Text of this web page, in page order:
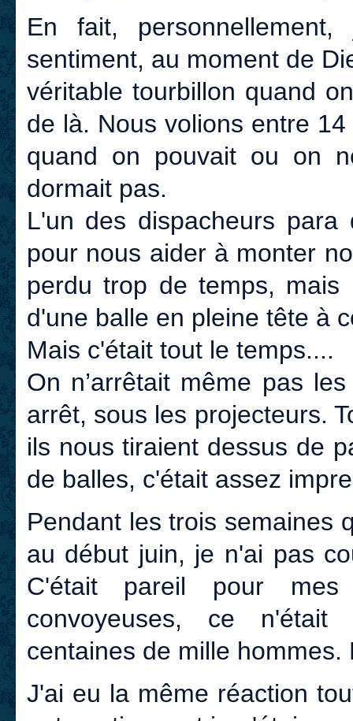
En fait,
sentiment, au moment de
véritable tourbillon quand
de là. Nous volions entre
quand on pouvait ou on
dormait pas.
L'un des dispacheurs
pour nous aider à monter
perdu trop de temps,
d'une balle en pleine tête à
Mais c'était tout le temps....
On n’arrêtait même pas
arrêt, sous les projecteurs.
ils nous tiraient dessus de
de balles, c'était assez
Pendant les trois semaines
au début juin, je n'ai pas
C'était pareil pour
convoyeuses, ce
centaines de mille
J'ai eu la même réaction